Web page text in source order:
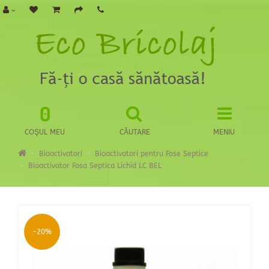
MENIU
CĂUTARE
0
COŞUL MEU
Bioactivatori
Bioactivatori pentru Fose Septice
Bioactivator Fosa Septica Lichid LC BEL
-20%